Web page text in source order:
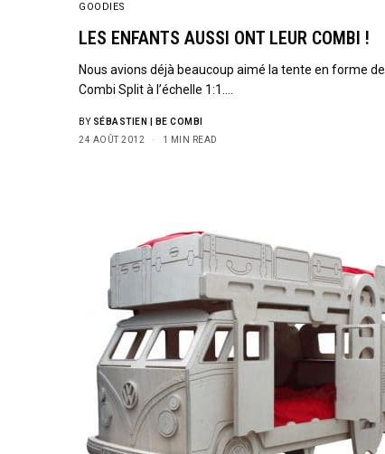
GOODIES
LES ENFANTS AUSSI ONT LEUR COMBI !
Nous avions déjà beaucoup aimé la tente en forme de
Combi Split à l’échelle 1:1.…
BY SÉBASTIEN | BE COMBI
24 AOÛT 2012
1 MIN READ